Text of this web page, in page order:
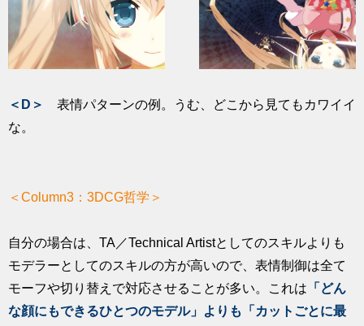
＜D＞
表情パターンの例。うむ、どこから見てもカワイイ
な。
＜Column3：3DCG哲学＞
自分の場合は、TA／Technical Artistとしてのスキルよりも
モデラーとしてのスキルの方が高いので、表情制御は全て
モーフや切り替えで対応させることが多い。これは 「どん
な顔にもできるひとつのモデル」よりも「カットごとに最